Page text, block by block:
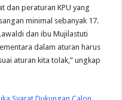
dan peraturan KPU yang
minimal sebanyak 17.
dan ibu Mujilastuti
dalam aturan harus
aturan kita tolak,” ungkap